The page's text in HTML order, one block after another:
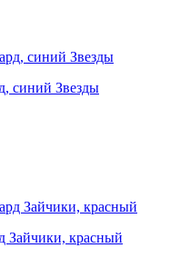
синий Звезды
Зайчики, красный